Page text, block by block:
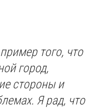
того, что
город,
стороны и
Я рад, что